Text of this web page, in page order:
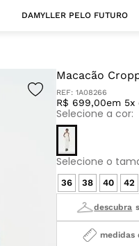
DAMYLLER PELO FUTURO
Macacão
REF: 1A08266
R$ 699,00em 5x
36 38 40 42
medidas